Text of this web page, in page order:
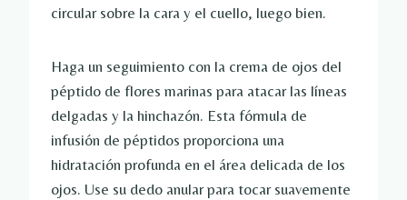
circular sobre la cara y el cuello, luego bien.
Haga un seguimiento con la crema de ojos del
péptido de flores marinas para atacar las líneas
delgadas y la hinchazón. Esta fórmula de
infusión de péptidos proporciona una
hidratación profunda en el área delicada de los
ojos. Use su dedo anular para tocar suavemente